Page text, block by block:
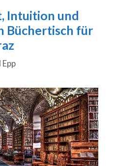
Intuition und
Büchertisch für